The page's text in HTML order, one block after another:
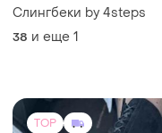
Слингбеки by 4steps
38 и еще 1
TOP